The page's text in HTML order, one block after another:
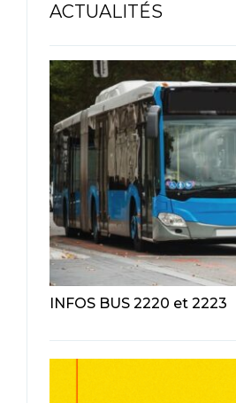
ACTUALITÉS
INFOS BUS 2220 et 2223